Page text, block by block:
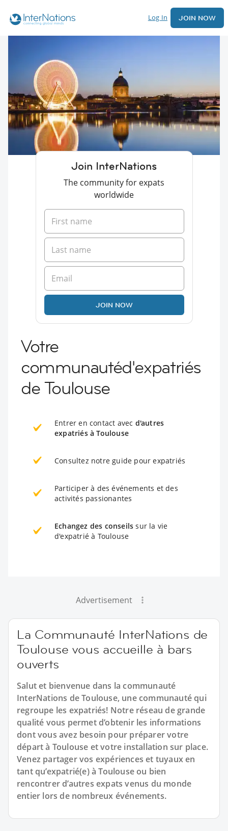
Log In JOIN NOW
Join InterNations
The community for expats
worldwide
JOIN NOW
Votre
communautéd'expatriés
de Toulouse
Entrer en contact avec d'autres
expatriés à Toulouse
Consultez notre guide pour expatriés
Participer à des événements et des
activités passionantes
Echangez des conseils sur la vie
d'expatrié à Toulouse
Advertisement
La Communauté InterNations de
Toulouse vous accueille à bars
ouverts
Salut et bienvenue dans la communauté
InterNations de Toulouse, une communauté qui
regroupe les expatriés! Notre réseau de grande
qualité vous permet d’obtenir les informations
dont vous avez besoin pour préparer votre
départ à Toulouse et votre installation sur place.
Venez partager vos expériences et tuyaux en
tant qu’expatrié(e) à Toulouse ou bien
rencontrer d’autres expats venus du monde
entier lors de nombreux événements.